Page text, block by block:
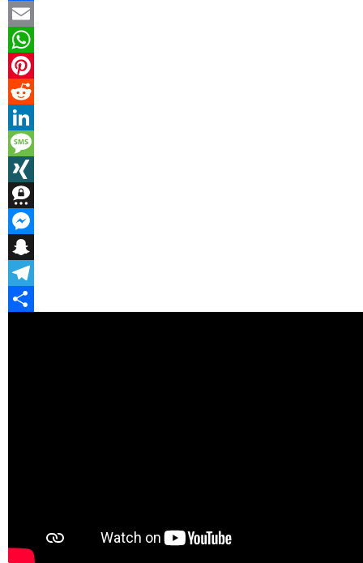
Facebook
Email
WhatsApp
Pinterest
Reddit
LinkedIn
Message
XING
Threema
Messenger
Snapchat
Telegram